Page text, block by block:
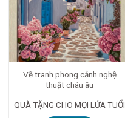
Vẽ tranh phong cảnh nghệ
thuật châu âu
QUÀ TẶNG CHO MỌI LỨA TUỔI